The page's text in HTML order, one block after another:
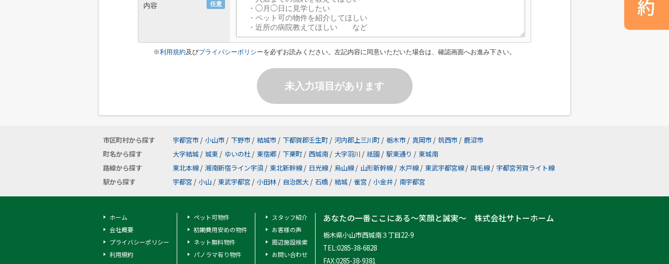
内容 任意
※利用規約及びプライバシーポリシーを必ずお読みください。左記内容に同意いただいた場合は、確認画面へお進み下さい。
未入力項目があります
市区町村から探す 宇都宮市 / 小山市 / 下野市 / 結城市 / 下都賀郡壬生町 / 河内郡上三川町 / 栃木市 / 真岡市 / 筑西市 / 鹿沼市
町名から探す
大字結城 / 城東 / ゆいの杜 / 東宿郷 / 下栗町 / 西城南 / 大字羽川 / 祇園 / 駅東通り / 東城南
路線から探す
東北本線 / 湘南新宿ライン宇須 / 東北新幹線 / 日光線 / 烏山線 / 山形新幹線 / 水戸線 / 東武宇都宮線 / 両毛線 / 宇都宮芳賀ライト線
駅から探す
宇都宮 / 小山 / 東武宇都宮 / 小田林 / 自治医大 / 石橋 / 結城 / 雀宮 / 小金井 / 南宇都宮
ホーム
会社概要
プライバシーポリシー
利用規約
ペット可物件
初期費用安めの物件
ネット無料物件
パノラマ有り物件
スタッフ紹介
お客様の声
周辺施設検索
お問い合わせ
あなたの一番ここにある～笑顔と誠実～ 株式会社サトーホーム
栃木県小山市西城南３丁目22-9
TEL:0285-38-6828
FAX:0285-38-9381